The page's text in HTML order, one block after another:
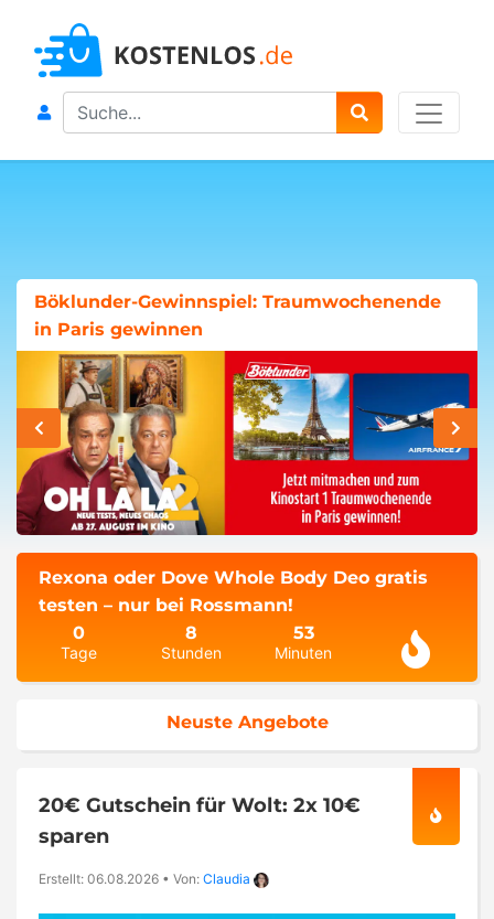
Search
Böklunder-Gewinnspiel: Traumwochenende
in Paris gewinnen
Rexona oder Dove Whole Body Deo gratis
testen – nur bei Rossmann!
0
Tage
8
Stunden
53
Minuten
Neuste Angebote
20€ Gutschein für Wolt: 2x 10€
sparen
Erstellt: 06.08.2026 • Von: Claudia